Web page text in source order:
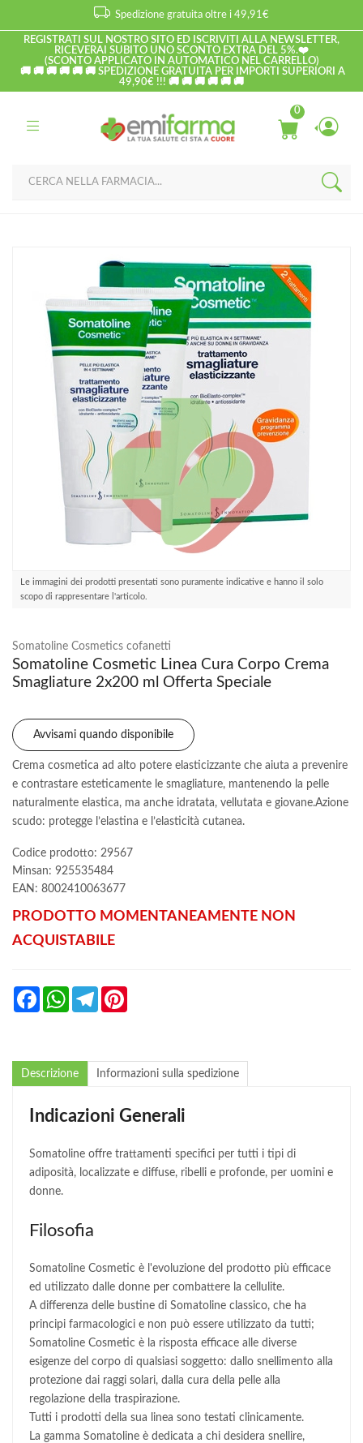
Spedizione gratuita oltre i 49,91€
REGISTRATI SUL NOSTRO SITO ED ISCRIVITI ALLA NEWSLETTER,
RICEVERAI SUBITO UNO SCONTO EXTRA DEL 5%.❤️
(SCONTO APPLICATO IN AUTOMATICO NEL CARRELLO)
🚚 🚚 🚚 🚚 🚚 🚚 SPEDIZIONE GRATUITA PER IMPORTI SUPERIORI A
49,90€ !!! 🚚 🚚 🚚 🚚 🚚 🚚
0
ml Offerta Speciale
Le immagini dei prodotti presentati sono puramente indicative e hanno il solo
scopo di rappresentare l'articolo.
Somatoline Cosmetics cofanetti
Somatoline Cosmetic Linea Cura Corpo Crema
Smagliature 2x200 ml Offerta Speciale
Avvisami quando disponibile
Crema cosmetica ad alto potere elasticizzante che aiuta a prevenire
e contrastare esteticamente le smagliature, mantenendo la pelle
naturalmente elastica, ma anche idratata, vellutata e giovane.Azione
scudo: protegge l’elastina e l’elasticità cutanea.
Codice prodotto: 29567
Minsan: 925535484
EAN: 8002410063677
PRODOTTO MOMENTANEAMENTE NON
ACQUISTABILE
FacebookWhatsAppTelegram
Descrizione Informazioni sulla spedizione
Indicazioni Generali
Somatoline offre trattamenti specifici per tutti i tipi di
adiposità, localizzate e diffuse, ribelli e profonde, per uomini e
donne.
Filosofia
Somatoline Cosmetic è l'evoluzione del prodotto più efficace
ed utilizzato dalle donne per combattere la cellulite.
A differenza delle bustine di Somatoline classico, che ha
principi farmacologici e non può essere utilizzato da tutti;
Somatoline Cosmetic è la risposta efficace alle diverse
esigenze del corpo di qualsiasi soggetto: dallo snellimento alla
protezione dai raggi solari, dalla cura della pelle alla
regolazione della traspirazione.
Tutti i prodotti della sua linea sono testati clinicamente.
La gamma Somatoline è dedicata a chi desidera snellire,